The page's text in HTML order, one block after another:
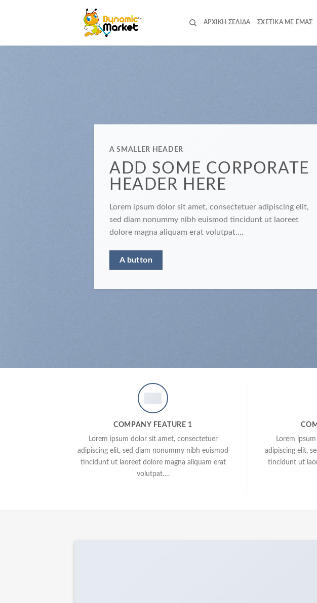
ΑΡΧΙΚΉ ΣΕΛΊΔΑ ΣΧΕΤΙΚΆ ΜΕ ΕΜΆΣ
A SMALLER HEADER
ADD SOME CORPORATE
HEADER HERE
Lorem ipsum dolor sit amet, consectetuer adipiscing elit,
sed diam nonummy nibh euismod tincidunt ut laoreet
dolore magna aliquam erat volutpat….
A button
COMPANY FEATURE 1
Lorem ipsum dolor sit amet, consectetuer
adipiscing elit, sed diam nonummy nibh euismod
tincidunt ut laoreet dolore magna aliquam erat
volutpat….
Lorem
adipiscing elit,
tincidunt ut